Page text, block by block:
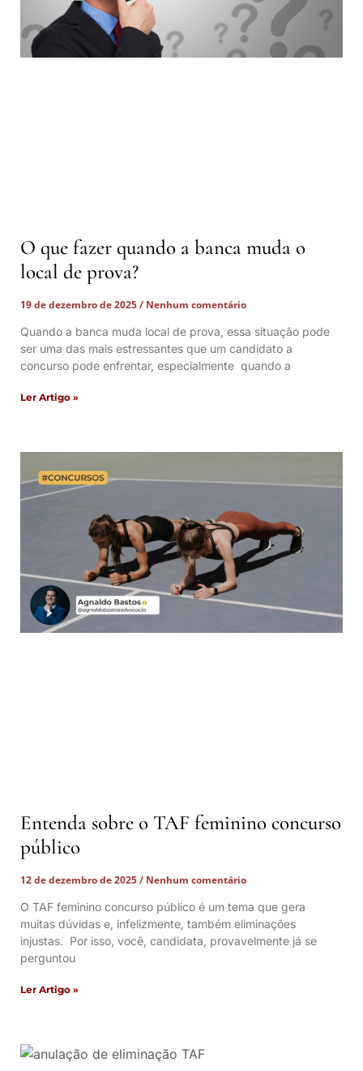
O que fazer quando a banca muda o
local de prova?
19 de dezembro de 2025
Nenhum comentário
Quando a banca muda local de prova, essa situação pode
ser uma das mais estressantes que um candidato a
concurso pode enfrentar, especialmente quando a
Ler Artigo »
Entenda sobre o TAF feminino concurso
público
12 de dezembro de 2025
Nenhum comentário
O TAF feminino concurso público é um tema que gera
muitas dúvidas e, infelizmente, também eliminações
injustas. Por isso, você, candidata, provavelmente já se
perguntou
Ler Artigo »